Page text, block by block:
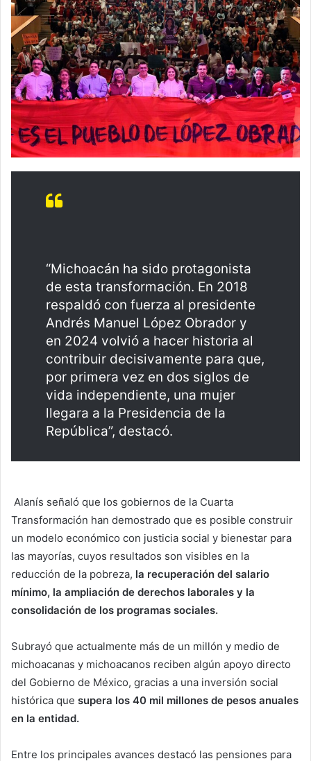
“Michoacán ha sido protagonista
de esta transformación. En 2018
respaldó con fuerza al presidente
Andrés Manuel López Obrador y
en 2024 volvió a hacer historia al
contribuir decisivamente para que,
por primera vez en dos siglos de
vida independiente, una mujer
llegara a la Presidencia de la
República”, destacó.
Alanís señaló que los gobiernos de la Cuarta
Transformación han demostrado que es posible construir
un modelo económico con justicia social y bienestar para
las mayorías, cuyos resultados son visibles en la
reducción de la pobreza, la recuperación del salario
mínimo, la ampliación de derechos laborales y la
consolidación de los programas sociales.
Subrayó que actualmente más de un millón y medio de
michoacanas y michoacanos reciben algún apoyo directo
del Gobierno de México, gracias a una inversión social
histórica que supera los 40 mil millones de pesos anuales
en la entidad.
Entre los principales avances destacó las pensiones para